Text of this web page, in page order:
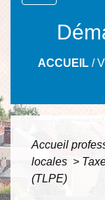
ACCUEIL/
Accueil
locales >
(TLPE)